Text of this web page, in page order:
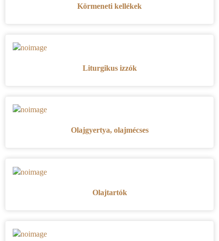
Körmeneti kellékek
Liturgikus izzók
Olajgyertya, olajmécses
Olajtartók